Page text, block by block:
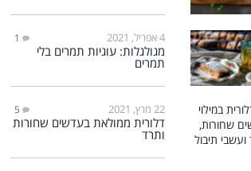
4 אפריל, 2021 1
מגולגלות: עוגיות תמרים בלי
תמרים
22 מרץ, 2021 5
דלורית ממולאת בעדשים שחורות
ותרד